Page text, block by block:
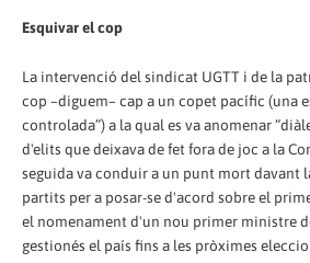
Esquivar el cop
La intervenció del sindicat UGTT i de la
cop –diguem– cap a un copet pacífic (una
controlada”) a la qual es va anomenar
d'elits que deixava de fet fora de joc a la
seguida va conduir a un punt mort davant
partits per a posar-se d'acord sobre el
el nomenament d'un nou primer ministre
gestionés el país fins a les pròximes